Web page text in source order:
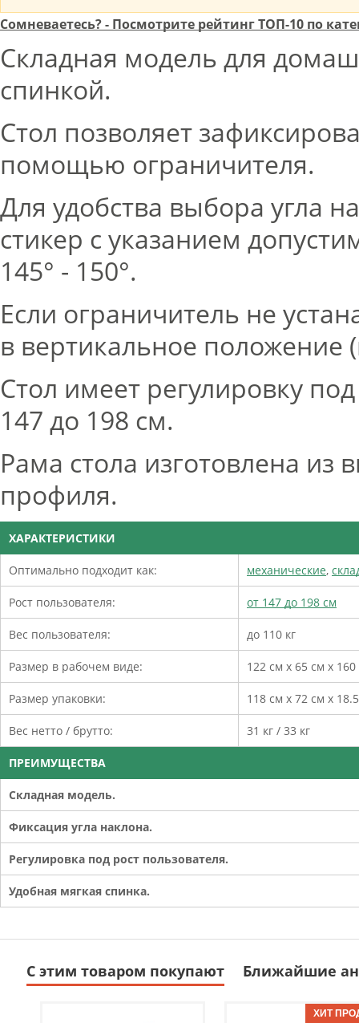
Сомневаетесь? - Посмотрите рейтинг ТОП-10 по
Складная модель для
спинкой.
Стол позволяет
помощью ограничителя.
Для удобства выбора угла
стикер с указанием
145° - 150°.
Если ограничитель не
в вертикальное положение
Стол имеет регулировку
147 до 198 см.
Рама стола изготовлена из
профиля.
ХАРАКТЕРИСТИКИ
Оптимально подходит как: механические,
Рост пользователя: от 147 до 198 см
Вес пользователя: до 110 кг
Размер в рабочем виде: 122 см х 65 см х
Размер упаковки: 118 см х 72 см х
Вес нетто / брутто: 31 кг / 33 кг
ПРЕИМУЩЕСТВА
Складная модель.
Фиксация угла наклона.
Регулировка под рост пользователя.
Удобная мягкая спинка.
С этим товаром покупают Ближайшие